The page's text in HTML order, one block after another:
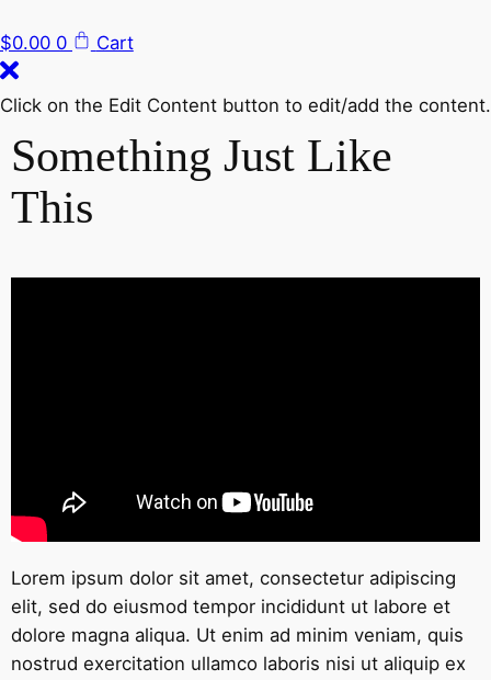
$0.00 0 Cart
Click on the Edit Content button to edit/add the content.
Something Just Like
This
Lorem ipsum dolor sit amet, consectetur adipiscing
elit, sed do eiusmod tempor incididunt ut labore et
dolore magna aliqua. Ut enim ad minim veniam, quis
nostrud exercitation ullamco laboris nisi ut aliquip ex